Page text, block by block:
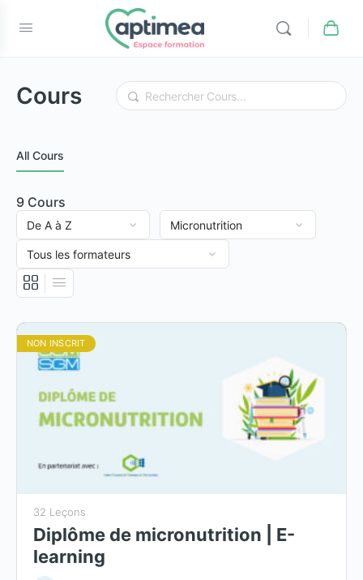
Cours Rechercher
All Cours
9 Cours
NON INSCRIT
32 Leçons
Diplôme de micronutrition | E-
learning